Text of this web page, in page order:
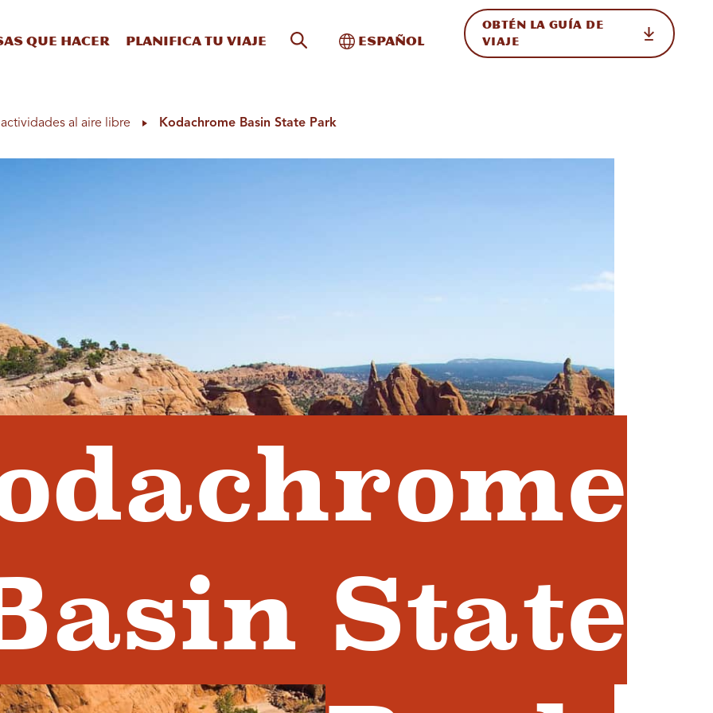
que hacer Planifica tu viaje Búsqueda en el sitio
Alternar Internacional
Español
OBTÉN LA GUÍA DE
VIAJE
al aire libre Kodachrome Basin State Park
State